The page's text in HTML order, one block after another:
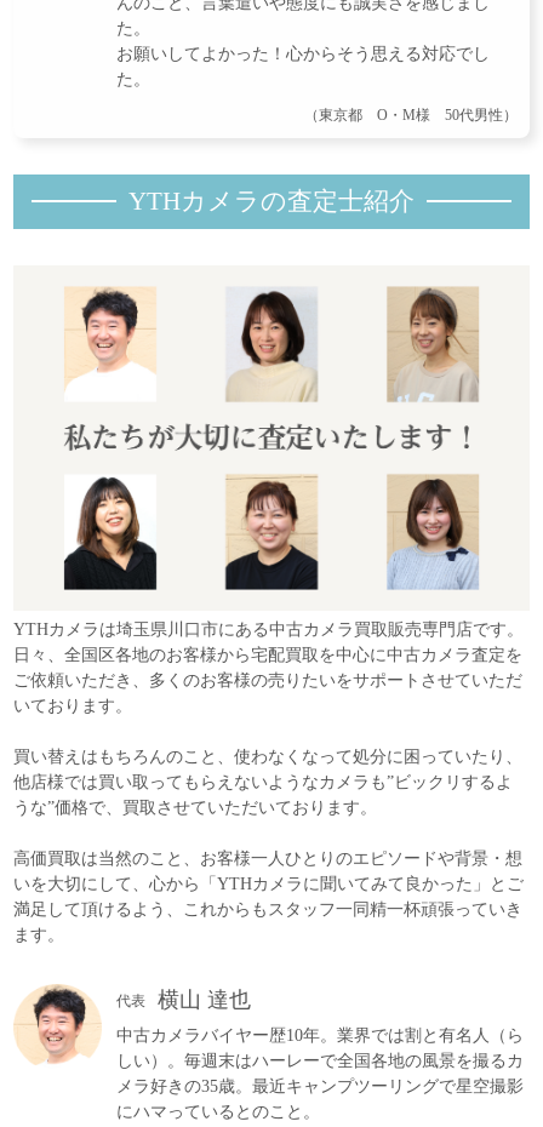
た。
お願いしてよかった！心からそう思える対応でし
た。
（東京都 O・M様 50代男性）
YTHカメラの査定士紹介
YTHカメラは埼玉県川口市にある中古カメラ買取販売専門店です。
日々、全国区各地のお客様から宅配買取を中心に中古カメラ査定を
ご依頼いただき、多くのお客様の売りたいをサポートさせていただ
いております。
買い替えはもちろんのこと、使わなくなって処分に困っていたり、
他店様では買い取ってもらえないようなカメラも”ビックリするよ
うな”価格で、買取させていただいております。
高価買取は当然のこと、お客様一人ひとりのエピソードや背景・想
いを大切にして、心から「YTHカメラに聞いてみて良かった」とご
満足して頂けるよう、これからもスタッフ一同精一杯頑張っていき
ます。
代表 横山 達也
中古カメラバイヤー歴10年。業界では割と有名人（ら
しい）。毎週末はハーレーで全国各地の風景を撮るカ
メラ好きの35歳。最近キャンプツーリングで星空撮影
にハマっているとのこと。